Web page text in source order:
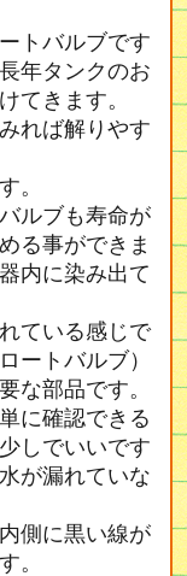
トバルブです
年タンクのお
てきます。
れば解りやす
。
ルブも寿命が
る事ができま
内に染み出て
ている感じで
ートバルブ）
な部品です。
に確認できる
しでいいです
が漏れていな
側に黒い線が
。